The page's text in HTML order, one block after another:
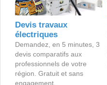
Devis travaux
électriques
Demandez, en 5 minutes, 3
devis comparatifs aux
professionnels de votre
région. Gratuit et sans
engagement.